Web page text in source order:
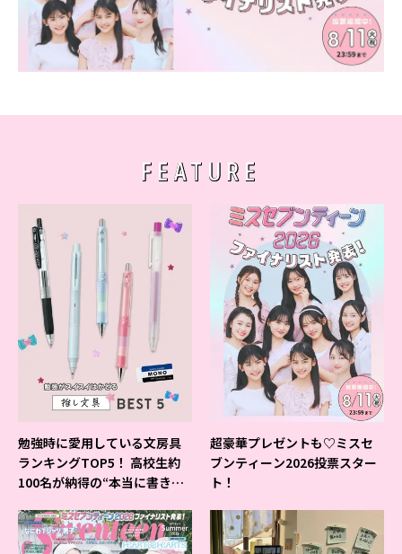
FEATURE
勉強時に愛用している文房具
ランキングTOP5！ 高校生約
100名が納得の“本当に書きや
超豪華プレゼントも♡ミスセ
ブンティーン2026投票スター
ト！